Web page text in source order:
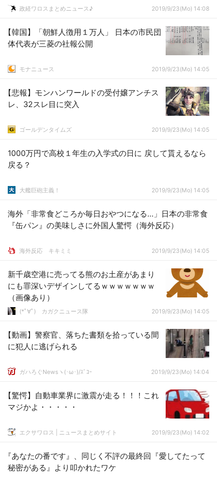
政経ワロスまとめニュース♪ 2019/9/23(Mo) 14:08
【韓国】「朝鮮人徴用１万人」 日本の市民団
体代表が三菱の社報公開
モナニュース 2019/9/23(Mo) 14:05
【悲報】モンハンワールドの受付嬢アンチス
レ、32スレ目に突入
ゴールデンタイムズ 2019/9/23(Mo) 14:05
1000万円で高校１年生の入学式の日に 戻して貰えるなら
戻る？
大艦巨砲主義！ 2019/9/23(Mo) 14:05
海外「非常食どころか毎日おやつになる…」日本の非常食
『缶パン』の美味しさに外国人驚愕（海外反応）
­海外反応 キキミミ 2019/9/23(Mo) 14:05
新千歳空港に売ってる熊のお土産があまり
にも罪深いデザインしてるｗｗｗｗｗｗｗ
（画像あり）
(*ﾟ∀ﾟ)ゞカガクニュース隊 2019/9/23(Mo) 14:05
【動画】警察官、落ちた書類を拾っている間
に犯人に逃げられる
ガハろぐNewsヽ(･ω･)/ｽﾞｺｰ 2019/9/23(Mo) 14:04
【驚愕】自動車業界に激震が走る！！！これ
マジかよ・・・・・
エクサワロス | ニュースまとめサイト 2019/9/23(Mo) 14:02
『あなたの番です』、同じく不評の最終回『愛してたって
秘密がある』より叩かれたワケ